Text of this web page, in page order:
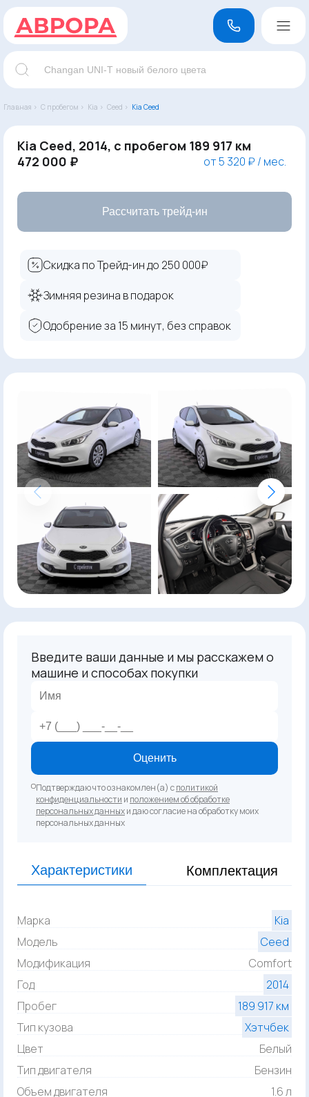
Главная › С пробегом › Kia › Ceed › Kia Ceed
Kia Ceed, 2014, с пробегом 189 917 км
472 000 ₽
от 5 320 ₽ / мес.
Рассчитать трейд-ин
Скидка по Трейд-ин до 250 000₽
Зимняя резина в подарок
Одобрение за 15 минут, без справок
Введите ваши данные и мы расскажем о
машине и способах покупки
Оценить
Подтверждаю что ознакомлен(а) сполитикой
конфиденциальности и положением об обработке
персональных данныхи даю согласие на обработку моих
персональных данных
Характеристики Комплектация
Марка
Kia
Модель
Ceed
Модификация
Comfort
Год
2014
Пробег
189 917 км
Тип кузова
Хэтчбек
Цвет
Белый
Тип двигателя
Бензин
Объем двигателя
1.6 л